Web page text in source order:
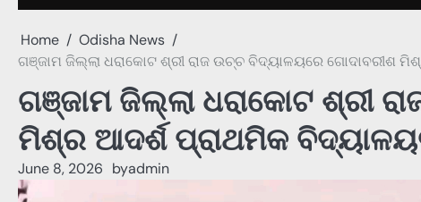
Home
Odisha News
ଗଞ୍ଜାମ ଜିଲ୍ଲା ଧରାକୋଟ ଶ୍ରୀ ରାଜ ଉଚ୍ଚ ବିଦ୍ୟାଳୟରେ ଗୋଦାବରୀଶ
ଗଞ୍ଜାମ ଜିଲ୍ଲା ଧରାକୋଟ ଶ୍ରୀ
ମିଶ୍ର ଆଦର୍ଶ ପ୍ରାଥମିକ
June 8, 2026 byadmin